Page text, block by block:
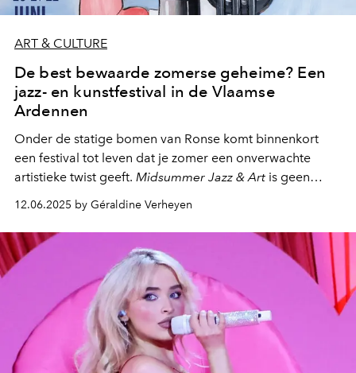
ART & CULTURE
De best bewaarde zomerse geheime? Een
jazz- en kunstfestival in de Vlaamse
Ardennen
Onder de statige bomen van Ronse komt binnenkort
een festival tot leven dat je zomer een onverwachte
artistieke twist geeft. Midsummer Jazz & Art is geen
gewoon evenement, maar een chique, intiem en
zonovergoten intermezzo waar grote namen uit de jazz
samenkomen met beeldend kunstenaars in een setting
die even tijdloos als betoverend is.
12.06.2025 by Géraldine Verheyen